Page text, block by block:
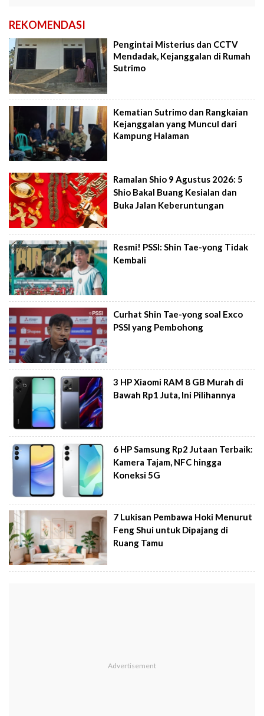
REKOMENDASI
Pengintai Misterius dan CCTV
Mendadak, Kejanggalan di Rumah
Sutrimo
Kematian Sutrimo dan Rangkaian
Kejanggalan yang Muncul dari
Kampung Halaman
Ramalan Shio 9 Agustus 2026: 5
Shio Bakal Buang Kesialan dan
Buka Jalan Keberuntungan
Resmi! PSSI: Shin Tae-yong Tidak
Kembali
Curhat Shin Tae-yong soal Exco
PSSI yang Pembohong
3 HP Xiaomi RAM 8 GB Murah di
Bawah Rp1 Juta, Ini Pilihannya
6 HP Samsung Rp2 Jutaan Terbaik:
Kamera Tajam, NFC hingga
Koneksi 5G
7 Lukisan Pembawa Hoki Menurut
Feng Shui untuk Dipajang di
Ruang Tamu